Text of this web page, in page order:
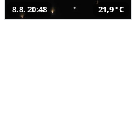
8.8. 20:48 21,9 °C